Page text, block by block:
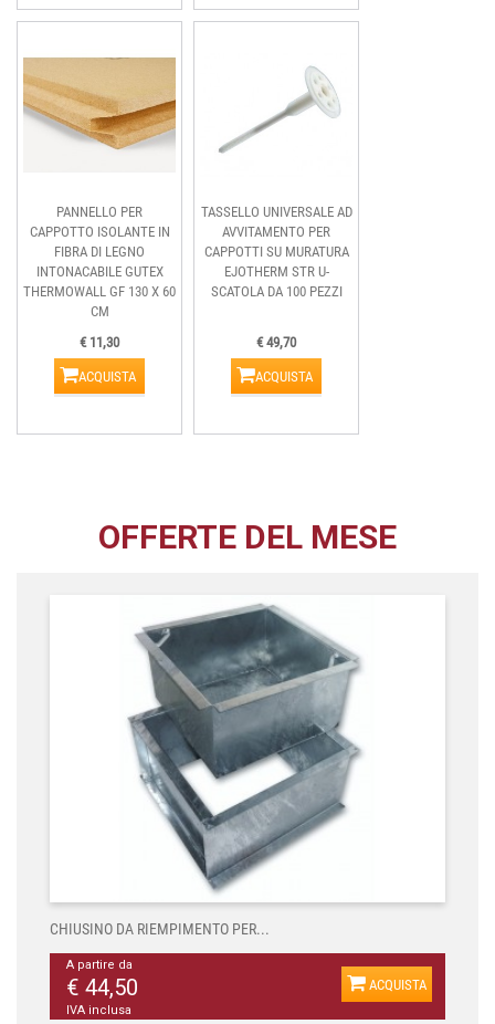
PANNELLO PER
CAPPOTTO ISOLANTE IN
FIBRA DI LEGNO
INTONACABILE GUTEX
THERMOWALL GF 130 X 60
CM
€ 11,30
ACQUISTA
TASSELLO UNIVERSALE AD
AVVITAMENTO PER
CAPPOTTI SU MURATURA
EJOTHERM STR U-
SCATOLA DA 100 PEZZI
€ 49,70
ACQUISTA
OFFERTE DEL MESE
CHIUSINO DA RIEMPIMENTO PER...
A partire da
€ 44,50
IVA inclusa
ACQUISTA